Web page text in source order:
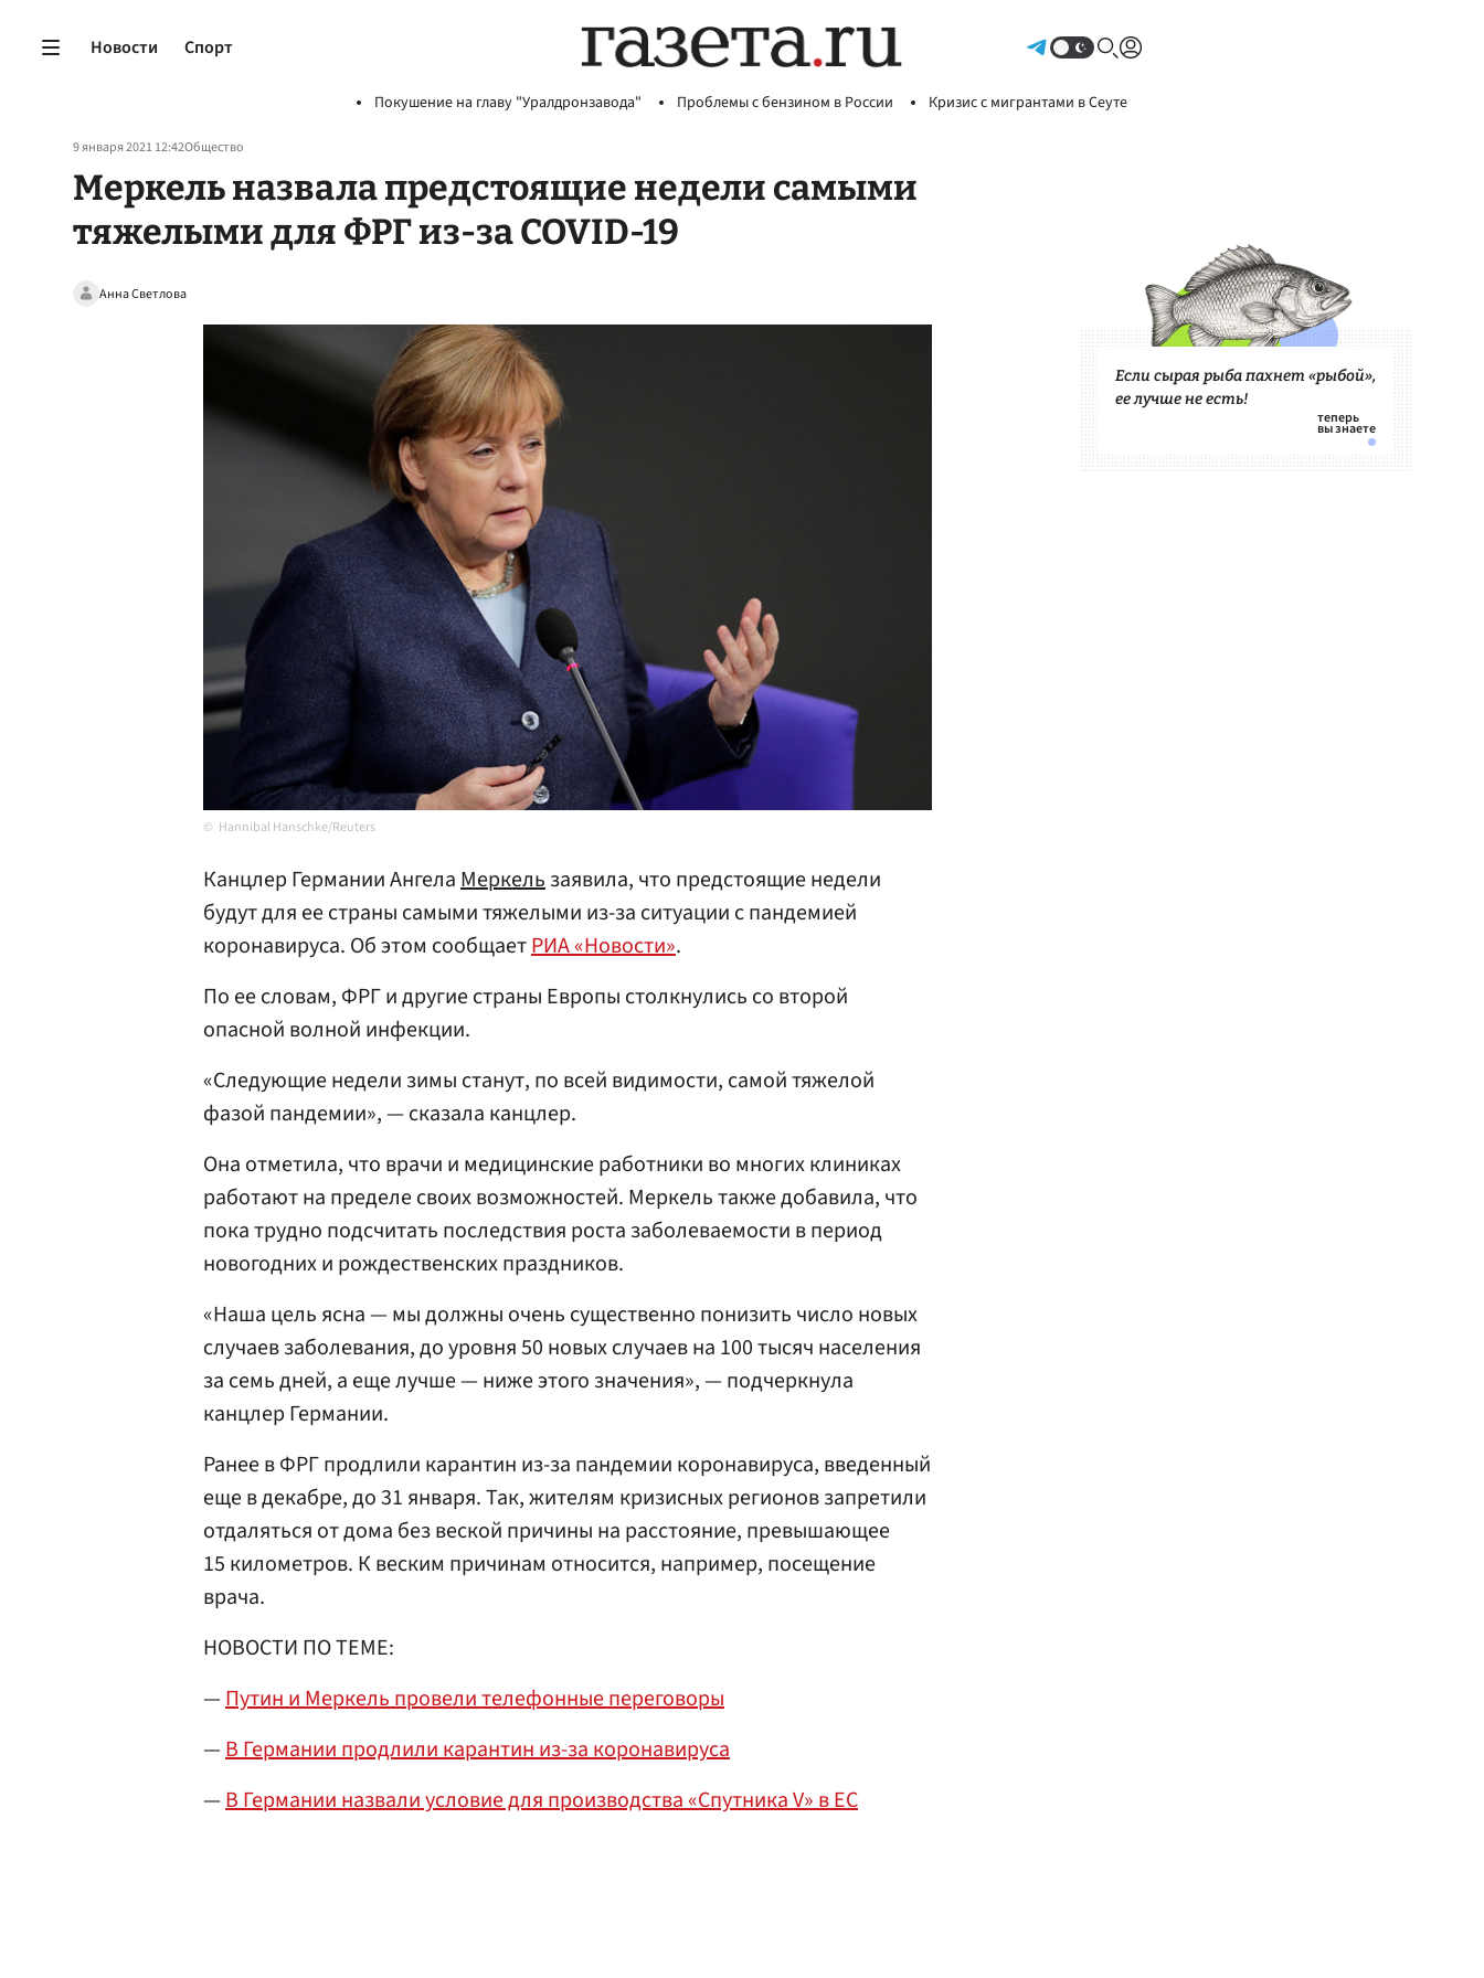
Новости Спорт
Покушение на главу "Уралдронзавода" Проблемы с бензином в России Кризис с мигрантами в Сеуте
9 января 2021 12:42Общество
Меркель назвала предстоящие недели самыми
тяжелыми для ФРГ из-за COVID-19
Анна Светлова
Hannibal Hanschke/Reuters
Канцлер Германии АнгелаМеркельзаявила, что предстоящие недели
будут для ее страны самыми тяжелыми из-за ситуации с пандемией
коронавируса. Об этом сообщаетРИА «Новости».
По ее словам, ФРГ и другие страны Европы столкнулись со второй
опасной волной инфекции.
«Следующие недели зимы станут, по всей видимости, самой тяжелой
фазой пандемии», — сказала канцлер.
Она отметила, что врачи и медицинские работники во многих клиниках
работают на пределе своих возможностей. Меркель также добавила, что
пока трудно подсчитать последствия роста заболеваемости в период
новогодних и рождественских праздников.
«Наша цель ясна — мы должны очень существенно понизить число новых
случаев заболевания, до уровня 50 новых случаев на 100 тысяч населения
за семь дней, а еще лучше — ниже этого значения», — подчеркнула
канцлер Германии.
Ранее в ФРГ продлили карантин из-за пандемии коронавируса, введенный
еще в декабре, до 31 января. Так, жителям кризисных регионов запретили
отдаляться от дома без веской причины на расстояние, превышающее
15 километров. К веским причинам относится, например, посещение
врача.
НОВОСТИ ПО ТЕМЕ:
—Путин и Меркель провели телефонные переговоры
—В Германии продлили карантин из-за коронавируса
—В Германии назвали условие для производства «Спутника V» в ЕС
Если сырая рыба пахнет «рыбой»,
ее лучше не есть!